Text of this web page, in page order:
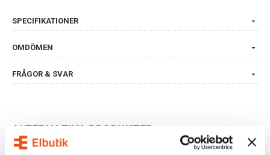
SPECIFIKATIONER
OMDÖMEN
FRÅGOR & SVAR
ALTERNATIVA PRODUKTER